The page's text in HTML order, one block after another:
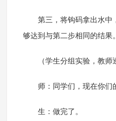
第三，将钩码拿出水中
够达到与第二步相同的结果。
（学生分组实验，教师
师：同学们，现在你们
生：做完了。